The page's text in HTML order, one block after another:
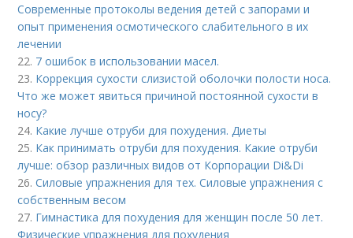
Современные протоколы ведения детей с запорами и
опыт применения осмотического слабительного в их
лечении
22. 7 ошибок в использовании масел.
23. Коррекция сухости слизистой оболочки полости носа.
Что же может явиться причиной постоянной сухости в
носу?
24. Какие лучше отруби для похудения. Диеты
25. Как принимать отруби для похудения. Какие отруби
лучше: обзор различных видов от Корпорации Di&Di
26.Силовые упражнения для тех. Силовые упражнения с
собственным весом
27. Гимнастика для похудения для женщин после 50 лет.
Физические упражнения для похудения